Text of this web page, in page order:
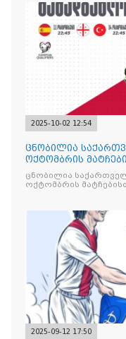
2025-10-02 12:54
ცნობილია
ოქტომბრის
ცნობილია
ოქტომბრის
2025-09-12 17:50